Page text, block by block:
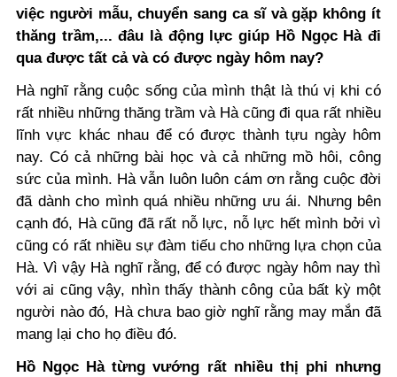
việc người mẫu, chuyển sang ca sĩ và gặp không ít
thăng trầm,... đâu là động lực giúp Hồ Ngọc Hà đi
qua được tất cả và có được ngày hôm nay?
Hà nghĩ rằng cuộc sống của mình thật là thú vị khi có
rất nhiều những thăng trầm và Hà cũng đi qua rất nhiều
lĩnh vực khác nhau để có được thành tựu ngày hôm
nay. Có cả những bài học và cả những mồ hôi, công
sức của mình. Hà vẫn luôn luôn cám ơn rằng cuộc đời
đã dành cho mình quá nhiều những ưu ái. Nhưng bên
cạnh đó, Hà cũng đã rất nỗ lực, nỗ lực hết mình bởi vì
cũng có rất nhiều sự đàm tiếu cho những lựa chọn của
Hà. Vì vậy Hà nghĩ rằng, để có được ngày hôm nay thì
với ai cũng vậy, nhìn thấy thành công của bất kỳ một
người nào đó, Hà chưa bao giờ nghĩ rằng may mắn đã
mang lại cho họ điều đó.
Hồ Ngọc Hà từng vướng rất nhiều thị phi nhưng